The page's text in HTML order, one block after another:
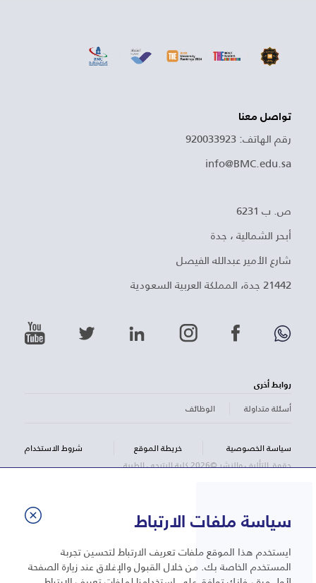
تواصل معنا
رقم الهاتف: 920033923
info@BMC.edu.sa
ص. ب 6231
أبحر الشمالية ، جدة
شارع الأمير عبدالله الفيصل
21442 جدة، المملكة العربية السعودية
روابط أخرى
أسئلة متداولة
الوظائف
سياسة الخصوصية خريطة الموقع
شروط الاستخدام
حقوق التأليف والنشر ©2026 كلية البترجي الطبية
سياسة ملفات الارتباط
ايستخدم هذا الموقع ملفات تعريف الارتباط لتحسين تجربة
المستخدم الخاصة بك. من خلال القبول والإغلاق عند زيارة الصفحة